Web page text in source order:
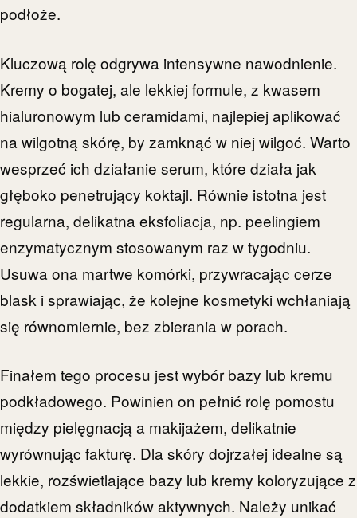
podłoże.
Kluczową rolę odgrywa intensywne nawodnienie.
Kremy o bogatej, ale lekkiej formule, z kwasem
hialuronowym lub ceramidami, najlepiej aplikować
na wilgotną skórę, by zamknąć w niej wilgoć. Warto
wesprzeć ich działanie serum, które działa jak
głęboko penetrujący koktajl. Równie istotna jest
regularna, delikatna eksfoliacja, np. peelingiem
enzymatycznym stosowanym raz w tygodniu.
Usuwa ona martwe komórki, przywracając cerze
blask i sprawiając, że kolejne kosmetyki wchłaniają
się równomiernie, bez zbierania w porach.
Finałem tego procesu jest wybór bazy lub kremu
podkładowego. Powinien on pełnić rolę pomostu
między pielęgnacją a makijażem, delikatnie
wyrównując fakturę. Dla skóry dojrzałej idealne są
lekkie, rozświetlające bazy lub kremy koloryzujące z
dodatkiem składników aktywnych. Należy unikać